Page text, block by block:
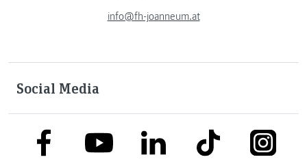
info@fh-joanneum.at
Social Media
link to facebooklink to youtubelink to linkedinlink to tiktok